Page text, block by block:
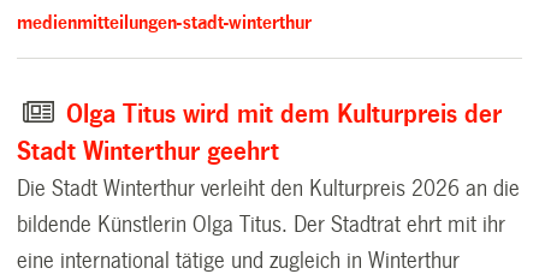
medienmitteilungen-stadt-winterthur
Olga Titus wird mit dem Kulturpreis der
Stadt Winterthur geehrt
Die Stadt Winterthur verleiht den Kulturpreis 2026 an die
bildende Künstlerin Olga Titus. Der Stadtrat ehrt mit ihr
eine international tätige und zugleich in Winterthur